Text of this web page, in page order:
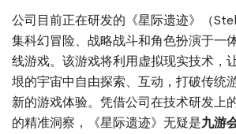
公司目前正在研发的《星际遗迹》（
集科幻冒险、战略战斗和角色扮演于一
线游戏。该游戏将利用虚拟现实技术，
垠的宇宙中自由探索、互动，打破传统
新的游戏体验。凭借公司在技术研发上
的精准洞察，《星际遗迹》无疑是九游